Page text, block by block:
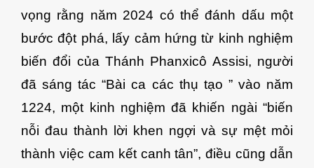
vọng rằng năm 2024 có thể đánh dấu một
bước đột phá, lấy cảm hứng từ kinh nghiệm
biến đổi của Thánh Phanxicô Assisi, người
đã sáng tác “Bài ca các thụ tạo ” vào năm
1224, một kinh nghiệm đã khiến ngài “biến
nỗi đau thành lời khen ngợi và sự mệt mỏi
thành việc cam kết canh tân”, điều cũng dẫn